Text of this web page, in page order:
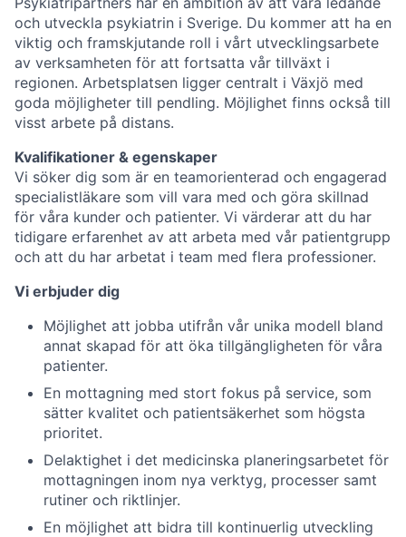
och utveckla psykiatrin i Sverige. Du kommer att ha en
viktig och framskjutande roll i vårt utvecklingsarbete
av verksamheten för att fortsatta vår tillväxt i
regionen. Arbetsplatsen ligger centralt i Växjö med
goda möjligheter till pendling. Möjlighet finns också till
visst arbete på distans.
Kvalifikationer & egenskaper
Vi söker dig som är en teamorienterad och engagerad
specialistläkare som vill vara med och göra skillnad
för våra kunder och patienter. Vi värderar att du har
tidigare erfarenhet av att arbeta med vår patientgrupp
och att du har arbetat i team med flera professioner.
Vi erbjuder dig
Möjlighet att jobba utifrån vår unika modell bland
annat skapad för att öka tillgängligheten för våra
patienter.
En mottagning med stort fokus på service, som
sätter kvalitet och patientsäkerhet som högsta
prioritet.
Delaktighet i det medicinska planeringsarbetet för
mottagningen inom nya verktyg, processer samt
rutiner och riktlinjer.
En möjlighet att bidra till kontinuerlig utveckling